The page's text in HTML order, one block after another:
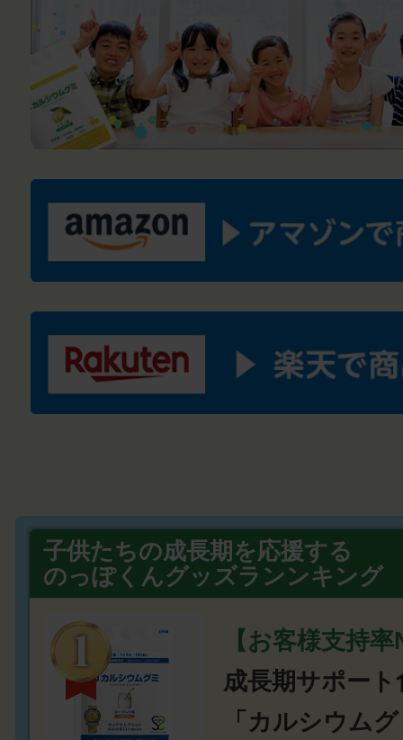
子供たちの成長期を応援する
のっぽくんグッズランンキング
【お客様支持
成長期サポート
「カルシウム